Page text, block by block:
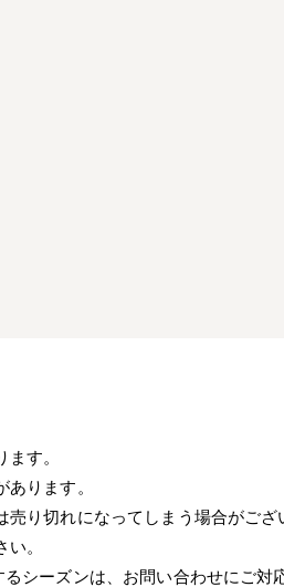
す。
ります。
り切れになってしまう場合がござ
。
シーズンは、お問い合わせにご対